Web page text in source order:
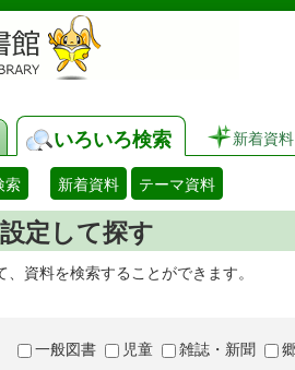
いろいろ検索 新着資料
索 新着資料 テーマ資料
定して探す
、資料を検索することができます。
一般図書 児童 雑誌・新聞